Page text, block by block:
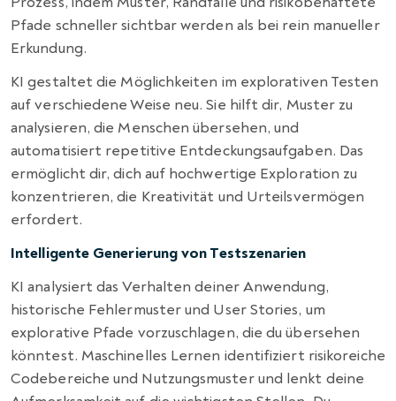
Pfade schneller sichtbar werden als bei rein manueller
Erkundung.
KI gestaltet die Möglichkeiten im explorativen Testen
auf verschiedene Weise neu. Sie hilft dir, Muster zu
analysieren, die Menschen übersehen, und
automatisiert repetitive Entdeckungsaufgaben. Das
ermöglicht dir, dich auf hochwertige Exploration zu
konzentrieren, die Kreativität und Urteilsvermögen
erfordert.
Intelligente Generierung von Testszenarien
KI analysiert das Verhalten deiner Anwendung,
historische Fehlermuster und User Stories, um
explorative Pfade vorzuschlagen, die du übersehen
könntest. Maschinelles Lernen identifiziert risikoreiche
Codebereiche und Nutzungsmuster und lenkt deine